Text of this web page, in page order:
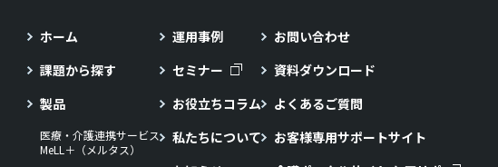
ホーム
課題から探す
製品
医療・介護連携サービス
MeLL＋（メルタス）
運用事例
セミナー
お役立ちコラム
私たちについて
お問い合わせ
資料ダウンロード
よくあるご質問
お客様専用サポートサイト